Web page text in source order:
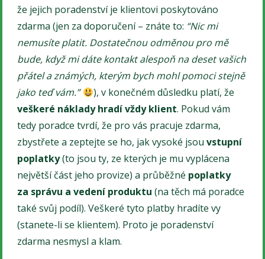
že jejich poradenství je klientovi poskytováno
zdarma (jen za doporučení – znáte to: “Nic mi
nemusíte platit. Dostatečnou odměnou pro mě
bude, když mi dáte kontakt alespoň na deset vašich
přátel a známých, kterým bych mohl pomoci stejně
jako teď vám.”
), v konečném důsledku platí, že
veškeré náklady hradí vždy klient. Pokud vám
tedy poradce tvrdí, že pro vás pracuje zdarma,
zbystřete a zeptejte se ho, jak vysoké jsouvstupní
poplatky(to jsou ty, ze kterých je mu vyplácena
největší část jeho provize) a průběžné poplatky
za správu a vedení produktu (na těch má poradce
také svůj podíl). Veškeré tyto platby hradíte vy
(stanete-li se klientem). Proto je poradenství
zdarma nesmysl a klam.